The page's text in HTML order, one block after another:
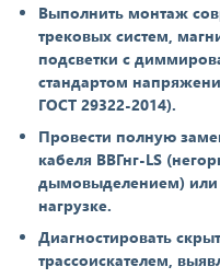
Выполнить монтаж
трековых систем,
подсветки с
стандартом
ГОСТ 29322-2014).
Провести полную
кабеля ВВГнг-LS
дымовыделением) или
нагрузке.
Диагностировать
трассоискателем,